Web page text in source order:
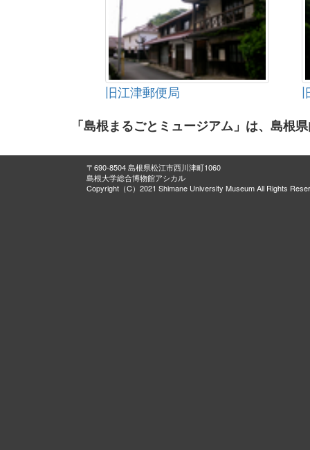
旧江津郵便局
「島根まるごとミュージアム」は、島根
〒690-8504 島根県松江市西川津町1060
島根大学総合博物館アシカル
Copyright（C）2021 Shimane University Museum All Rights